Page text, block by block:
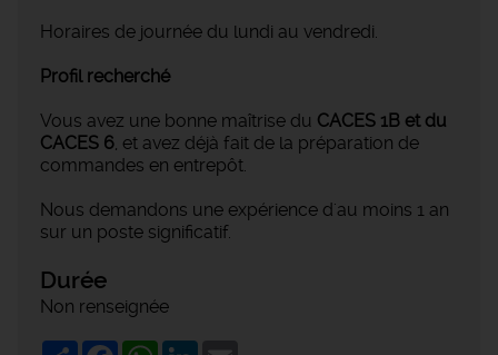
Horaires de journée du lundi au vendredi.
Profil recherché
Vous avez une bonne maîtrise du CACES 1B et du
CACES 6, et avez déjà fait de la préparation de
commandes en entrepôt.
Nous demandons une expérience d'au moins 1 an
sur un poste significatif.
Durée
Non renseignée
ShareFacebookWhatsApp
LinkedIn